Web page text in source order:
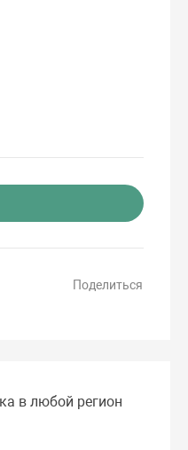
Поделиться
в любой регион